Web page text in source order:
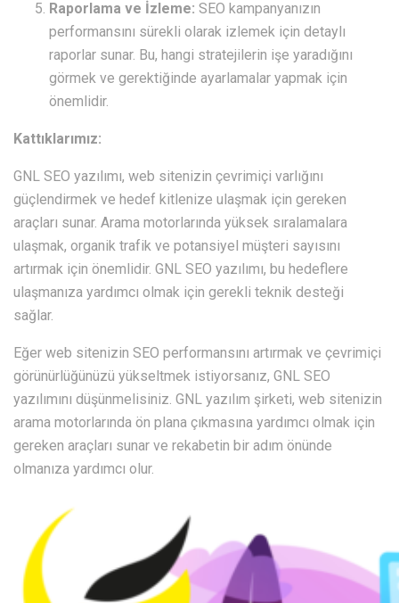
Raporlama ve İzleme: SEO kampanyanızın
performansını sürekli olarak izlemek için detaylı
raporlar sunar. Bu, hangi stratejilerin işe yaradığını
görmek ve gerektiğinde ayarlamalar yapmak için
önemlidir.
Kattıklarımız:
GNL SEO yazılımı, web sitenizin çevrimiçi varlığını
güçlendirmek ve hedef kitlenize ulaşmak için gereken
araçları sunar. Arama motorlarında yüksek sıralamalara
ulaşmak, organik trafik ve potansiyel müşteri sayısını
artırmak için önemlidir. GNL SEO yazılımı, bu hedeflere
ulaşmanıza yardımcı olmak için gerekli teknik desteği
sağlar.
Eğer web sitenizin SEO performansını artırmak ve çevrimiçi
görünürlüğünüzü yükseltmek istiyorsanız, GNL SEO
yazılımını düşünmelisiniz. GNL yazılım şirketi, web sitenizin
arama motorlarında ön plana çıkmasına yardımcı olmak için
gereken araçları sunar ve rekabetin bir adım önünde
olmanıza yardımcı olur.